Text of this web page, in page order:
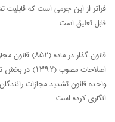
فراتر از این جرمی است که قابلیت
قابل تعلیق است.
اصلاحات مصوب
انگاری کرده است.